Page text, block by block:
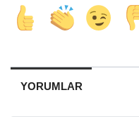
YORUMLAR